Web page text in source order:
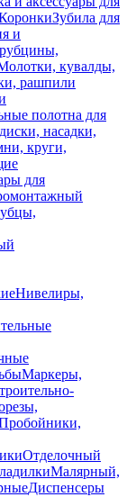
Зубила для
и
кувалды,
рашпили
полотна для
насадки,
круги,
для
Нивелиры,
Маркеры,
Отделочный
Малярный,
Диспенсеры